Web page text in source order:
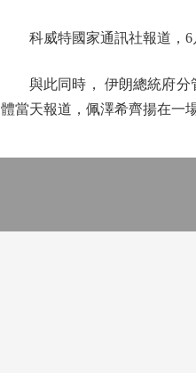
科威特國家通訊社報道，6月
與此同時， 伊朗總統府分管
體當天報道，佩澤希齊揚在一